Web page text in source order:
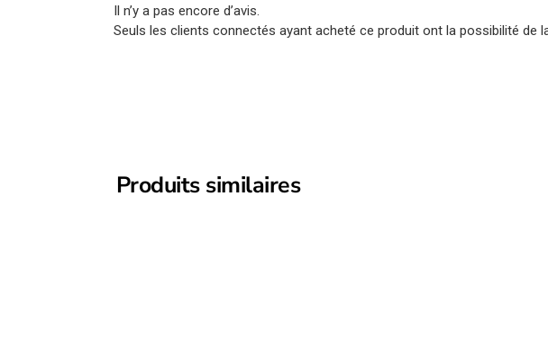
Il n’y a pas encore d’avis.
Seuls les clients connectés ayant acheté ce produit ont la possibilité de
Produits similaires